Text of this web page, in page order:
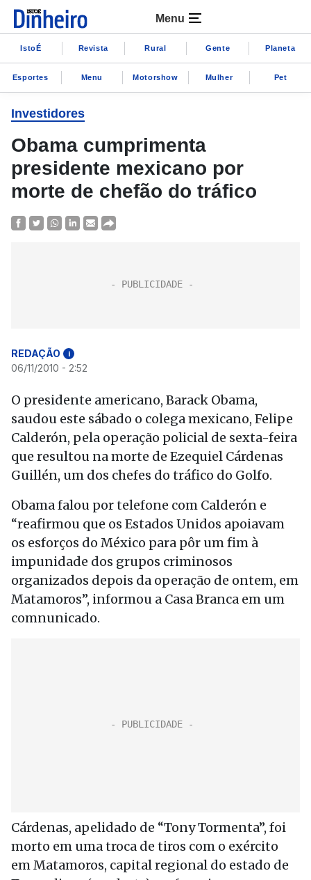
Menu
IstoÉ Revista Rural Gente Planeta
Esportes Menu Motorshow Mulher Pet
Investidores
Obama cumprimenta
presidente mexicano por
morte de chefão do tráfico
REDAÇÃO i
06/11/2010 - 2:52
O presidente americano, Barack Obama,
saudou este sábado o colega mexicano, Felipe
Calderón, pela operação policial de sexta-feira
que resultou na morte de Ezequiel Cárdenas
Guillén, um dos chefes do tráfico do Golfo.
Obama falou por telefone com Calderón e
“reafirmou que os Estados Unidos apoiavam
os esforços do México para pôr um fim à
impunidade dos grupos criminosos
organizados depois da operação de ontem, em
Matamoros”, informou a Casa Branca em um
comnunicado.
Cárdenas, apelidado de “Tony Tormenta”, foi
morto em uma troca de tiros com o exército
em Matamoros, capital regional do estado de